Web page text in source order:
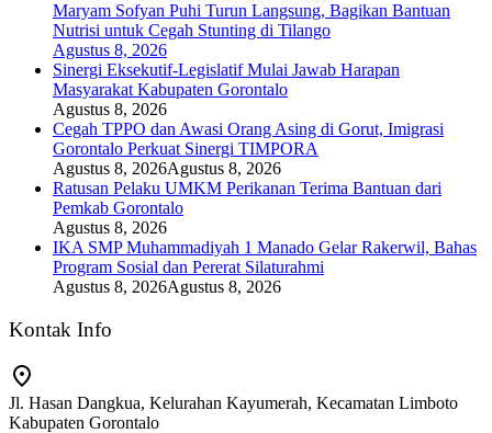
Maryam Sofyan Puhi Turun Langsung, Bagikan Bantuan
Nutrisi untuk Cegah Stunting di Tilango
Agustus 8, 2026
Sinergi Eksekutif-Legislatif Mulai Jawab Harapan
Masyarakat Kabupaten Gorontalo
Agustus 8, 2026
Cegah TPPO dan Awasi Orang Asing di Gorut, Imigrasi
Gorontalo Perkuat Sinergi TIMPORA
Agustus 8, 2026Agustus 8, 2026
Ratusan Pelaku UMKM Perikanan Terima Bantuan dari
Pemkab Gorontalo
Agustus 8, 2026
IKA SMP Muhammadiyah 1 Manado Gelar Rakerwil, Bahas
Program Sosial dan Pererat Silaturahmi
Agustus 8, 2026Agustus 8, 2026
Kontak Info
Jl. Hasan Dangkua, Kelurahan Kayumerah, Kecamatan Limboto
Kabupaten Gorontalo